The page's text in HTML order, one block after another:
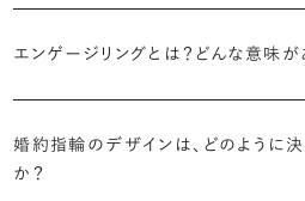
エンゲージリングとは？どんな意味が
リング」は婚約指輪の別名です。
婚約指輪のデザインは、どのように
か？